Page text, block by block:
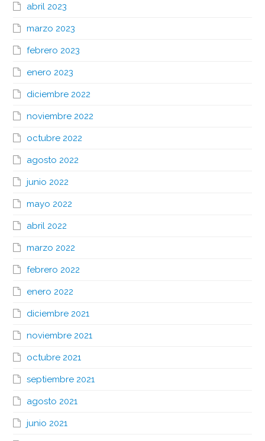
abril 2023
marzo 2023
febrero 2023
enero 2023
diciembre 2022
noviembre 2022
octubre 2022
agosto 2022
junio 2022
mayo 2022
abril 2022
marzo 2022
febrero 2022
enero 2022
diciembre 2021
noviembre 2021
octubre 2021
septiembre 2021
agosto 2021
junio 2021